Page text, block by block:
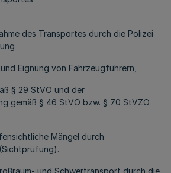
des Transportes durch die Polizei
Eignung von Fahrzeugführern,
§ 29 StVO und der
gemäß § 46 StVO bzw. § 70 StVZO
Mängel durch
und Schwertransport durch die